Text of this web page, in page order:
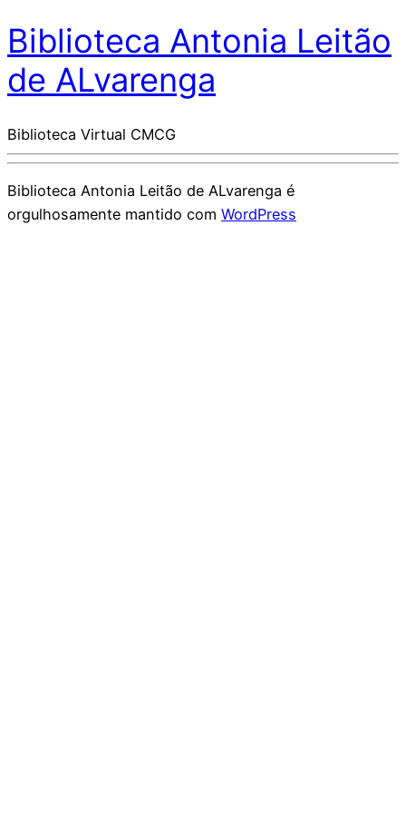
Biblioteca Antonia Leitão
de ALvarenga
Biblioteca Virtual CMCG
Biblioteca Antonia Leitão de ALvarenga é
orgulhosamente mantido com WordPress